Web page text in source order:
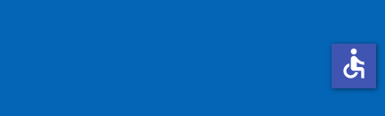
accessible